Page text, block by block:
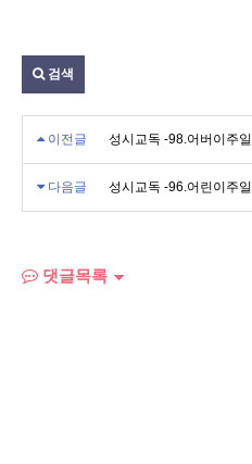
검색
이전글 성시교독 -98.어버이주일
다음글 성시교독 -96.어린이주일
댓글목록